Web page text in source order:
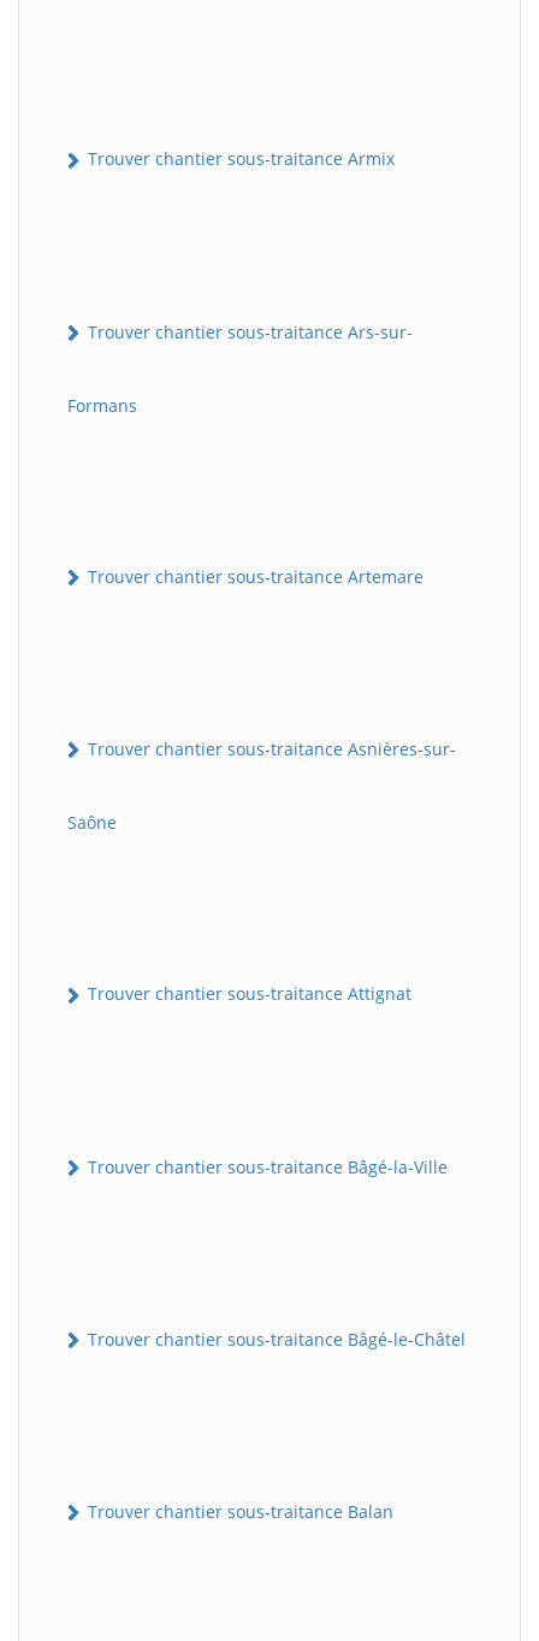
Trouver chantier sous-traitance Armix
Trouver chantier sous-traitance Ars-sur-
Formans
Trouver chantier sous-traitance Artemare
Trouver chantier sous-traitance Asnières-sur-
Saône
Trouver chantier sous-traitance Attignat
Trouver chantier sous-traitance Bâgé-la-Ville
Trouver chantier sous-traitance Bâgé-le-Châtel
Trouver chantier sous-traitance Balan